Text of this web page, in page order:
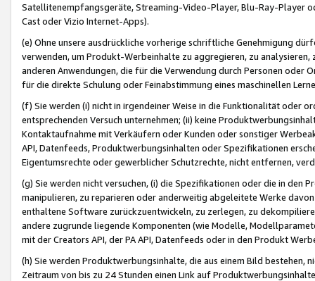
Satellitenempfangsgeräte, Streaming-Video-Player, Blu-Ray-Player
Cast oder Vizio Internet-Apps).
(e) Ohne unsere ausdrückliche vorherige schriftliche Genehmigung
verwenden, um Produkt-Werbeinhalte zu aggregieren, zu
anderen Anwendungen, die für die Verwendung durch Personen
für die direkte Schulung oder Feinabstimmung eines maschinellen
(f) Sie werden (i) nicht in irgendeiner Weise in die Funktionalität oder
entsprechenden Versuch unternehmen; (ii) keine
Kontaktaufnahme mit Verkäufern oder Kunden oder sonstiger
API, Datenfeeds, Produktwerbungsinhalten oder Spezifikationen
Eigentumsrechte oder gewerblicher Schutzrechte, nicht entfernen,
(g) Sie werden nicht versuchen, (i) die Spezifikationen oder die in
manipulieren, zu reparieren oder anderweitig abgeleitete Werke
enthaltene Software zurückzuentwickeln, zu zerlegen, zu
andere zugrunde liegende Komponenten (wie Modelle,
mit der Creators API, der PA API, Datenfeeds oder in den Produkt
(h) Sie werden Produktwerbungsinhalte, die aus einem Bild bestehen,
Zeitraum von bis zu 24 Stunden einen Link auf